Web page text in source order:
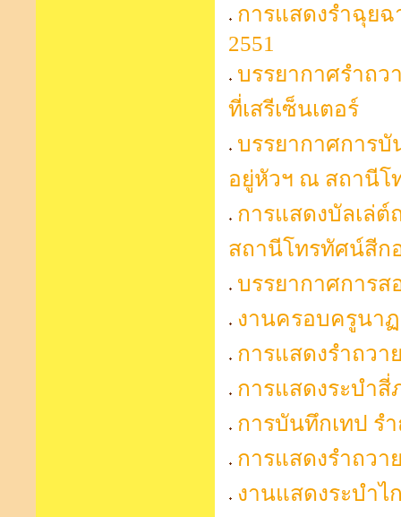
การแสดงรำฉุย
2551
บรรยากาศรำถว
ที่เสรีเซ็นเตอร์
บรรยากาศการบั
อยู่หัวฯ ณ สถานีโ
การแสดงบัลเล่ต์
สถานีโทรทัศน์สีก
บรรยากาศการ
งานครอบครูนา
การแสดงรำถวา
การแสดงระบำ
การบันทึกเทป ร
การแสดงรำถวา
งานแสดงระบำไ